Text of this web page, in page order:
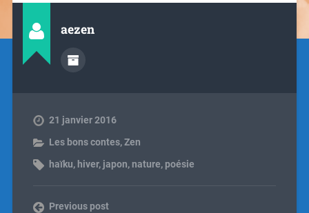
aezen
21 janvier 2016
Les bons contes,Zen
haïku, hiver, japon,nature, poésie
Previous post